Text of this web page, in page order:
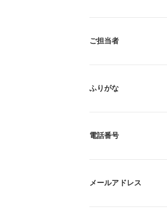
ご担当者
ふりがな
電話番号
メールアドレス